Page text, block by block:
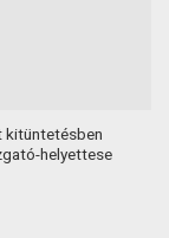
kitüntetésben
helyettese